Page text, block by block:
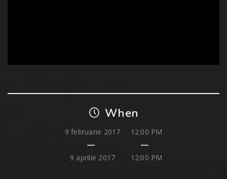
When
9 februarie 2017
9 aprilie 2017
12:00 PM
12:00 PM